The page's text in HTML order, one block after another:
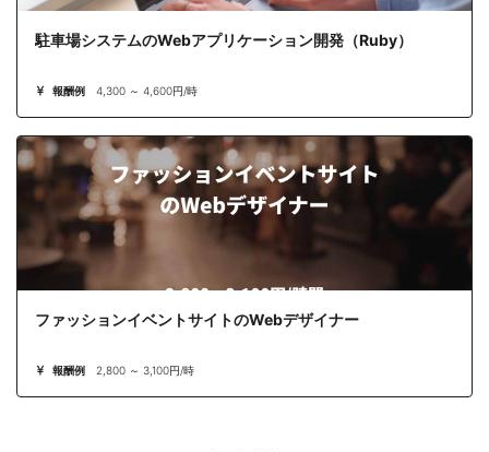
駐車場システムのWebアプリケーション開発（Ruby）
報酬例 4,300 ～ 4,600円/時
ファッションイベントサイトのWebデザイナー
報酬例 2,800 ～ 3,100円/時